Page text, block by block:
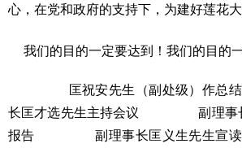
心，在党和政府的支持下，为建好莲花大
我们的目的一定要达到！我们的目的
匡祝安先生（副处级）作
长匡才选先生主持会议 副理事长
报告 副理事长匡义生先生